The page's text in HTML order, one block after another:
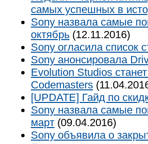
самых успешных в
Sony назвала самые
октябрь (12.11.2016)
Sony огласила список
Sony анонсировала
Evolution Studios
Codemasters
[UPDATE] Гайд по
Sony назвала самые
март (09.04.2016)
Sony объявила о